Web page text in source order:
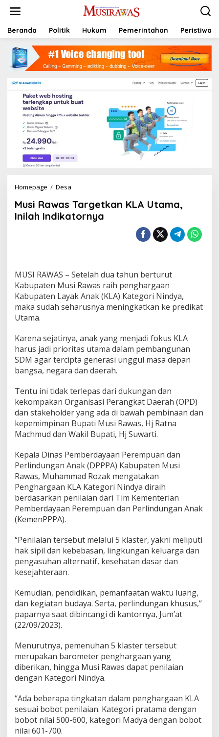
t
Beranda Politik Hukum Pemerintahan Peristiwa
Homepage / Desa
s
i
R
a
r
g
e
t
n
K
L
A
U
a
m
a
,
I
n
l
a
h
I
n
d
i
k
o
r
y
Musi Rawas Targetkan KLA Utama,
Inilah Indikatornya
MUSI RAWAS – Setelah dua tahun berturut
Kabupaten Musi Rawas raih penghargaan
Kabupaten Layak Anak (KLA) Kategori Nindya,
maka sudah seharusnya meningkatkan ke predikat
Utama.
Karena sejatinya, anak yang menjadi fokus KLA
harus jadi prioritas utama dalam pembangunan
SDM agar tercipta generasi unggul masa depan
bangsa, negara dan daerah.
Tentu ini tidak terlepas dari dukungan dan
kekompakan Organisasi Perangkat Daerah (OPD)
dan stakeholder yang ada di bawah pembinaan dan
kepemimpinan Bupati Musi Rawas, Hj Ratna
Machmud dan Wakil Bupati, Hj Suwarti.
Kepala Dinas Pemberdayaan Perempuan dan
Perlindungan Anak (DPPPA) Kabupaten Musi
Rawas, Muhammad Rozak mengatakan
Penghargaan KLA Kategori Nindya diraih
berdasarkan penilaian dari Tim Kementerian
Pemberdayaan Perempuan dan Perlindungan Anak
(KemenPPPA).
“Penilaian tersebut melalui 5 klaster, yakni meliputi
hak sipil dan kebebasan, lingkungan keluarga dan
pengasuhan alternatif, kesehatan dasar dan
kesejahteraan.
Kemudian, pendidikan, pemanfaatan waktu luang,
dan kegiatan budaya. Serta, perlindungan khusus,”
paparnya saat dibincangi di kantornya, Jum’at
(22/09/2023).
Menurutnya, pemenuhan 5 klaster tersebut
merupakan barometer penghargaan yang
diberikan, hingga Musi Rawas dapat penilaian
dengan Kategori Nindya.
“Ada beberapa tingkatan dalam penghargaan KLA
sesuai bobot penilaian. Kategori pratama dengan
bobot nilai 500-600, kategori Madya dengan bobot
nilai 601-700.